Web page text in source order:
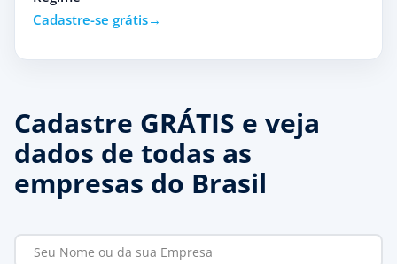
Cadastre-se grátis
Cadastre GRÁTIS e veja
dados de todas as
empresas do Brasil